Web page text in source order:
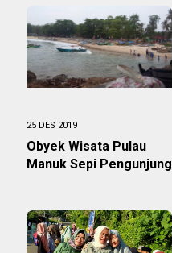
25 DES 2019
Obyek Wisata Pulau
Manuk Sepi Pengunjung